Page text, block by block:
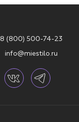
8 (800) 500-74-23
info@miestilo.ru